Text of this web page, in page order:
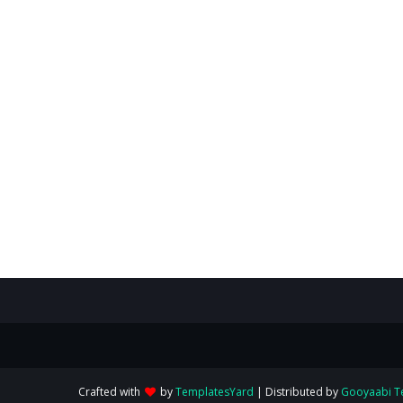
Crafted with byTemplatesYard | Distributed by Gooyaabi